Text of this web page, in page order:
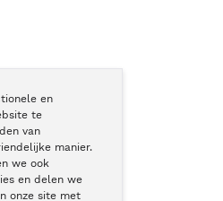
en
te
van
manier.
we ook
en delen we
onze site met